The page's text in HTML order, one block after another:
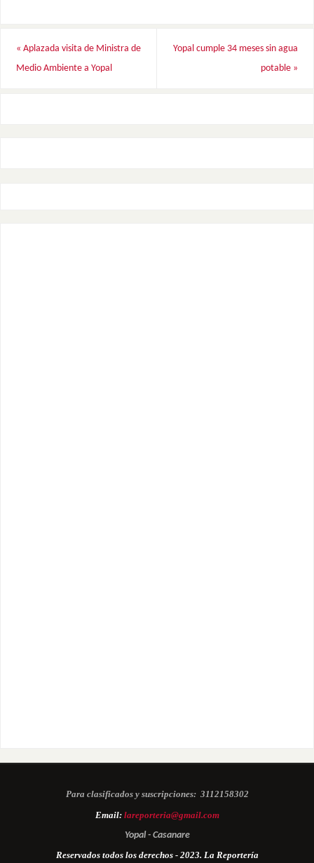
« Aplazada visita de Ministra de
Medio Ambiente a Yopal
Yopal cumple 34 meses sin agua
potable »
Para clasificados y suscripciones: 3112158302
Email: lareporteria@gmail.com
Yopal - Casanare
Reservados todos los derechos - 2023. La Reportería